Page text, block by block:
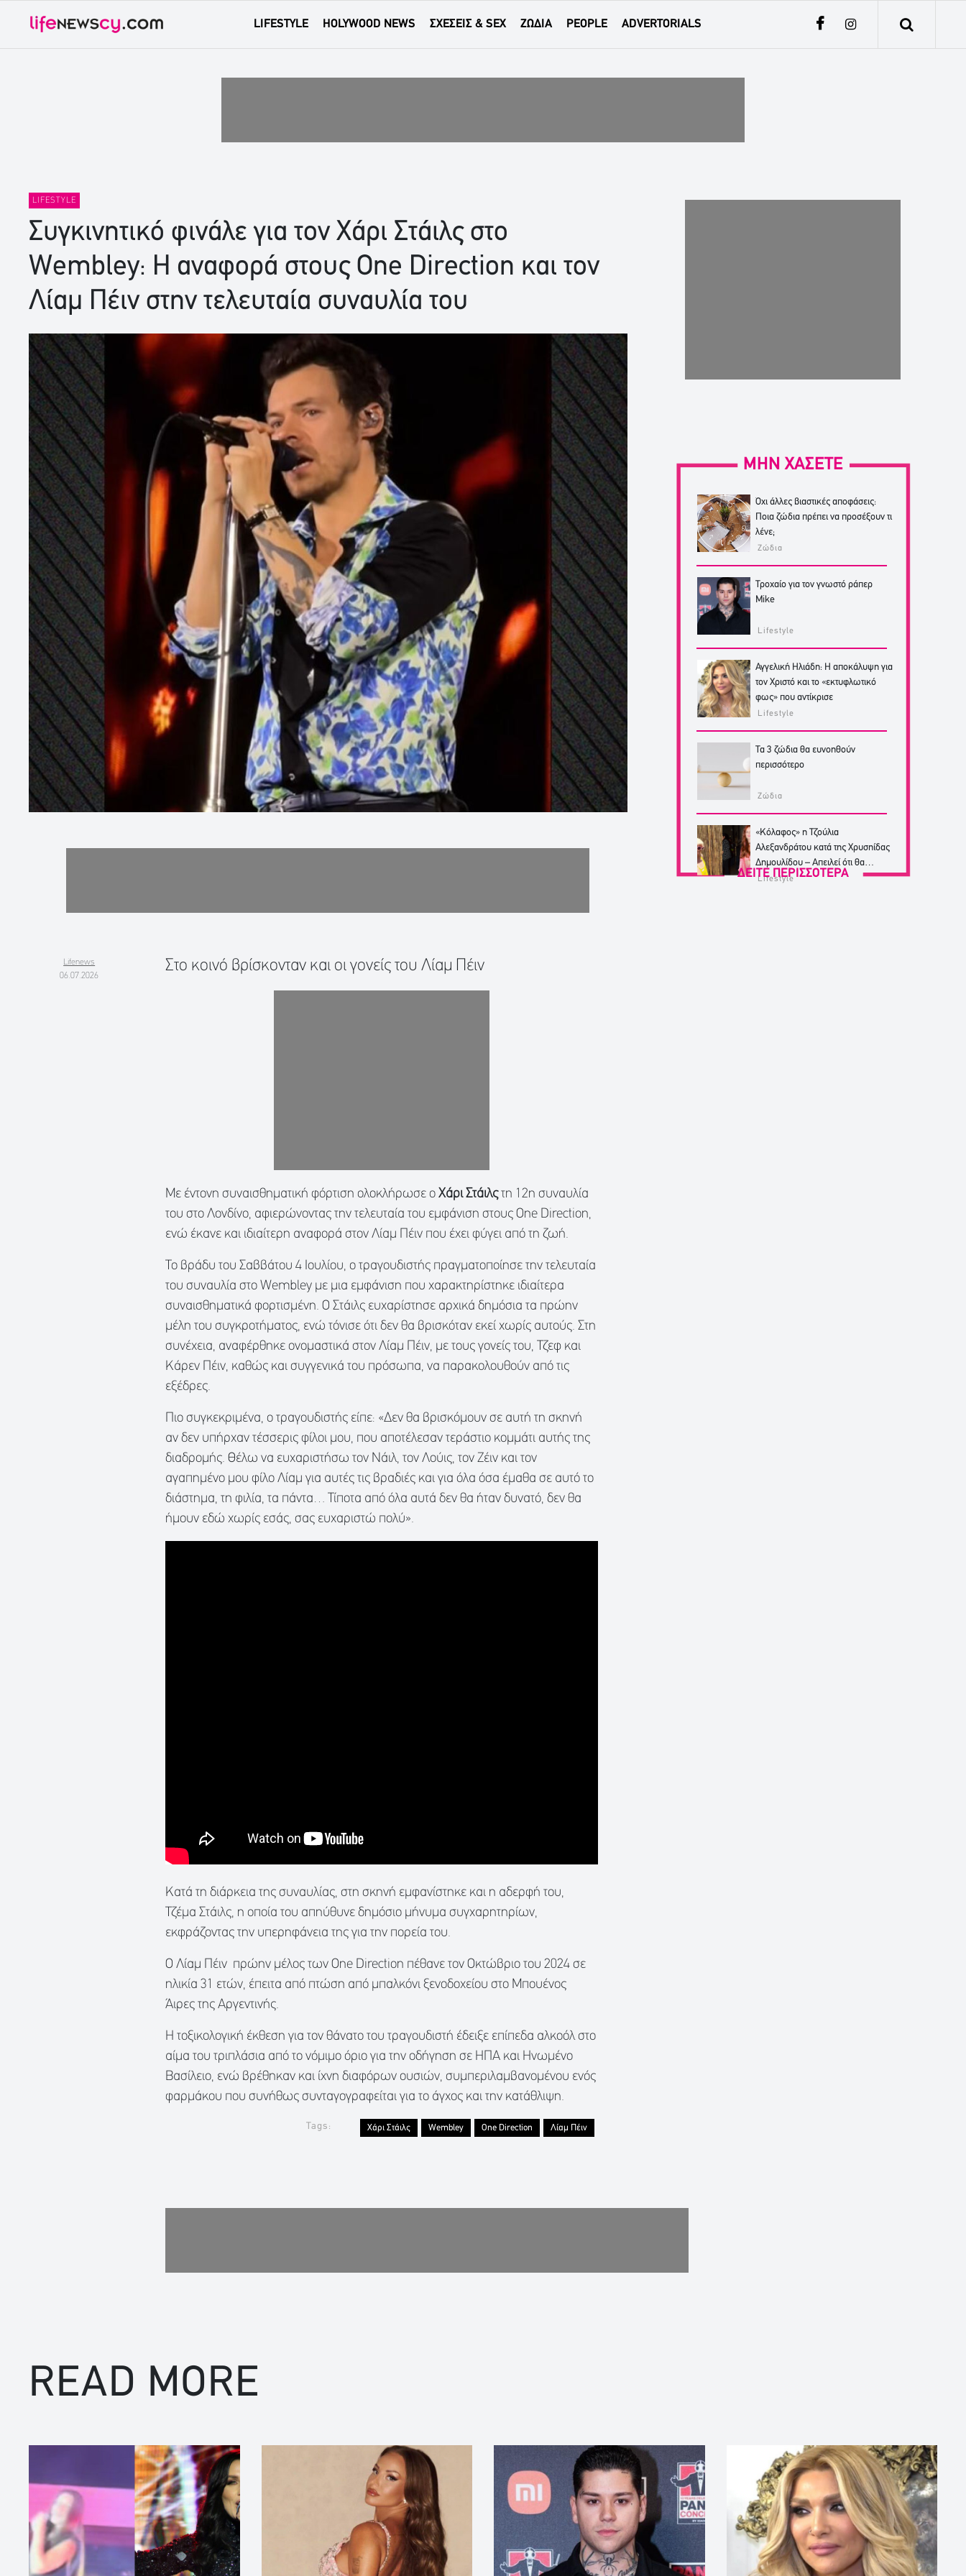
LIFESTYLE HOLYWOOD NEWS ΣΧΕΣΕΙΣ & SEX ΖΩΔΙΑ PEOPLE ADVERTORIALS
LIFESTYLE
Συγκινητικό φινάλε για τον Χάρι Στάιλς στο
Wembley: Η αναφορά στους One Direction και τον
Λίαμ Πέιν στην τελευταία συναυλία του
Lifenews
06.07.2026
Στο κοινό βρίσκονταν και οι γονείς του Λίαμ Πέιν
Με έντονη συναισθηματική φόρτιση ολοκλήρωσε οΧάρι Στάιλςτη 12η συναυλία
του στο Λονδίνο, αφιερώνοντας την τελευταία του εμφάνιση στους One Direction,
ενώ έκανε και ιδιαίτερη αναφορά στον Λίαμ Πέιν που έχει φύγει από τη ζωή.
Το βράδυ του Σαββάτου 4 Ιουλίου, ο τραγουδιστής πραγματοποίησε την τελευταία
του συναυλία στο Wembley με μια εμφάνιση που χαρακτηρίστηκε ιδιαίτερα
συναισθηματικά φορτισμένη. Ο Στάιλς ευχαρίστησε αρχικά δημόσια τα πρώην
μέλη του συγκροτήματος, ενώ τόνισε ότι δεν θα βρισκόταν εκεί χωρίς αυτούς. Στη
συνέχεια, αναφέρθηκε ονομαστικά στον Λίαμ Πέιν, με τους γονείς του, Τζεφ και
Κάρεν Πέιν, καθώς και συγγενικά του πρόσωπα, να παρακολουθούν από τις
εξέδρες.
Πιο συγκεκριμένα, ο τραγουδιστής είπε: «Δεν θα βρισκόμουν σε αυτή τη σκηνή
αν δεν υπήρχαν τέσσερις φίλοι μου, που αποτέλεσαν τεράστιο κομμάτι αυτής της
διαδρομής. Θέλω να ευχαριστήσω τον Νάιλ, τον Λούις, τον Ζέιν και τον
αγαπημένο μου φίλο Λίαμ για αυτές τις βραδιές και για όλα όσα έμαθα σε αυτό το
διάστημα, τη φιλία, τα πάντα… Τίποτα από όλα αυτά δεν θα ήταν δυνατό, δεν θα
ήμουν εδώ χωρίς εσάς, σας ευχαριστώ πολύ».
Κατά τη διάρκεια της συναυλίας, στη σκηνή εμφανίστηκε και η αδερφή του,
Τζέμα Στάιλς, η οποία του απηύθυνε δημόσιο μήνυμα συγχαρητηρίων,
εκφράζοντας την υπερηφάνεια της για την πορεία του.
Ο Λίαμ Πέιν πρώην μέλος των One Direction πέθανε τον Οκτώβριο του 2024 σε
ηλικία 31 ετών, έπειτα από πτώση από μπαλκόνι ξενοδοχείου στο Μπουένος
Άιρες της Αργεντινής.
Η τοξικολογική έκθεση για τον θάνατο του τραγουδιστή έδειξε επίπεδα αλκοόλ στο
αίμα του τριπλάσια από το νόμιμο όριο για την οδήγηση σε ΗΠΑ και Ηνωμένο
Βασίλειο, ενώ βρέθηκαν και ίχνη διαφόρων ουσιών, συμπεριλαμβανομένου ενός
φαρμάκου που συνήθως συνταγογραφείται για το άγχος και την κατάθλιψη.
Tags: Χάρι Στάιλς Wembley One Direction Λίαμ Πέιν
ΜΗΝ ΧΑΣΕΤΕ
Όχι άλλες βιαστικές αποφάσεις:
Ποια ζώδια πρέπει να προσέξουν τι
λένε;
Ζώδια
Τροχαίο για τον γνωστό ράπερ
Mike
Lifestyle
Αγγελική Ηλιάδη: Η αποκάλυψη για
τον Χριστό και το «εκτυφλωτικό
φως» που αντίκρισε
Lifestyle
Τα 3 ζώδια θα ευνοηθούν
περισσότερο
Ζώδια
«Κόλαφος» η Τζούλια
Αλεξανδράτου κατά της Χρυσηίδας
Δημουλίδου – Απειλεί ότι θα
κινηθεί νομικά
Lifestyle
ΔΕΙΤΕ ΠΕΡΙΣΣΟΤΕΡΑ
READ MORE